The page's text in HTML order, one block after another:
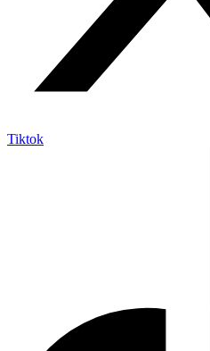
Tiktok